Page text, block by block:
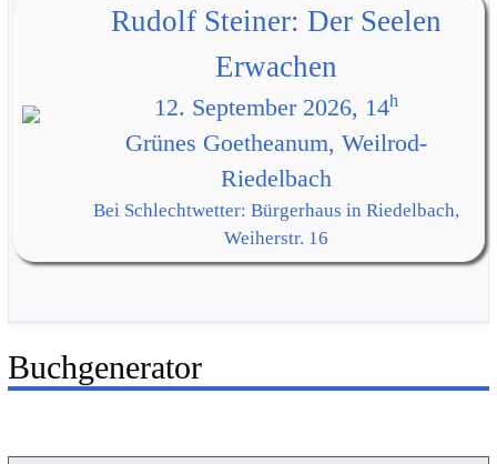
Rudolf Steiner: Der Seelen
Erwachen
12. September 2026, 14h
Grünes Goetheanum, Weilrod-
Riedelbach
Bei Schlechtwetter: Bürgerhaus in Riedelbach,
Weiherstr. 16
Buchgenerator